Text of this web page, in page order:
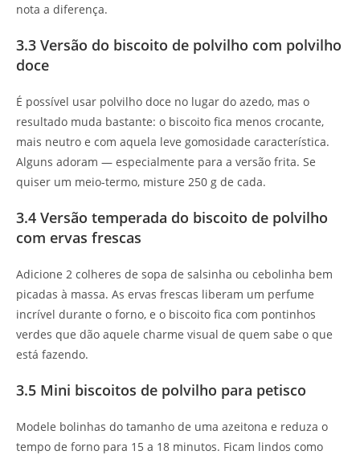
nota a diferença.
3.3 Versão do biscoito de polvilho com polvilho
doce
É possível usar polvilho doce no lugar do azedo, mas o
resultado muda bastante: o biscoito fica menos crocante,
mais neutro e com aquela leve gomosidade característica.
Alguns adoram — especialmente para a versão frita. Se
quiser um meio-termo, misture 250 g de cada.
3.4 Versão temperada do biscoito de polvilho
com ervas frescas
Adicione 2 colheres de sopa de salsinha ou cebolinha bem
picadas à massa. As ervas frescas liberam um perfume
incrível durante o forno, e o biscoito fica com pontinhos
verdes que dão aquele charme visual de quem sabe o que
está fazendo.
3.5 Mini biscoitos de polvilho para petisco
Modele bolinhas do tamanho de uma azeitona e reduza o
tempo de forno para 15 a 18 minutos. Ficam lindos como